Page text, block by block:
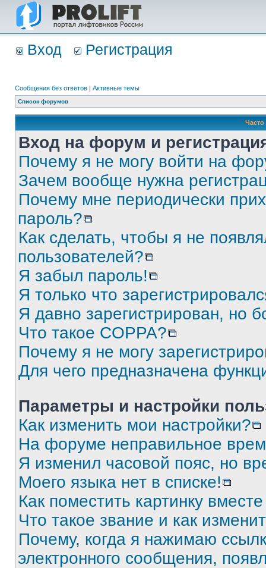
Вход Регистрация
Сообщения без ответов | Активные темы
Список форумов
Вход на форум и
Почему я не могу войти на
Зачем вообще нужна
Почему мне периодически
пароль?
Как сделать, чтобы я не
пользователей?
Я забыл пароль!
Я только что
Я давно зарегистрирован, но
Что такое COPPA?
Почему я не могу
Для чего предназначена
Параметры и настройки
Как изменить мои настройки?
На форуме неправильное
Я изменил часовой пояс, но
Моего языка нет в списке!
Как поместить картинку
Что такое звание и как
Почему, когда я нажимаю
электронного сообщения,